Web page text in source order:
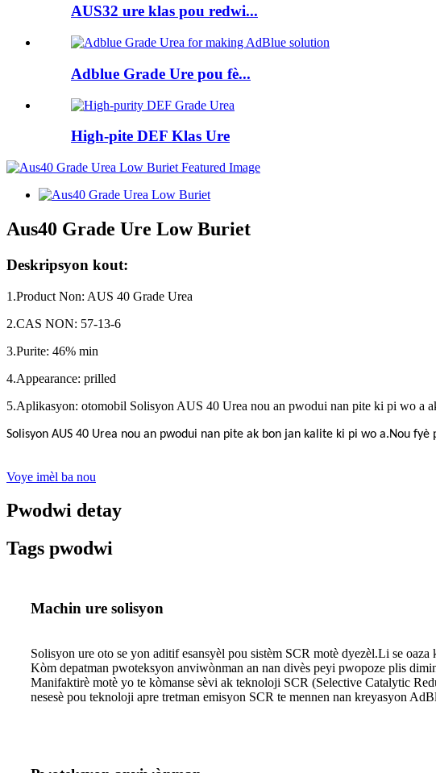
AUS32 ure klas pou redwi...
Adblue Grade Ure pou fè...
High-pite DEF Klas Ure
Aus40 Grade Ure Low Buriet
Deskripsyon kout:
1.Product Non: AUS 40 Grade Urea
2.CAS NON: 57-13-6
3.Purite: 46% min
4.Appearance: prilled
5.Aplikasyon: otomobil Solisyon AUS 40 Urea nou an pwodui nan pite ki pi wo a
Solisyon AUS 40 Urea nou an pwodui nan pite ak bon jan kalite ki pi wo a.Nou
Voye imèl ba nou
Pwodwi detay
Tags pwodwi
Machin ure solisyon
Solisyon ure oto se yon aditif esansyèl pou sistèm SCR motè dyezèl.Li se
Kòm depatman pwoteksyon anviwònman an nan divès peyi pwopoze plis
Manifaktirè motè yo te kòmanse sèvi ak teknoloji SCR (Selective Catalytic
nesesè pou teknoloji apre tretman emisyon SCR te mennen nan kreyasyon